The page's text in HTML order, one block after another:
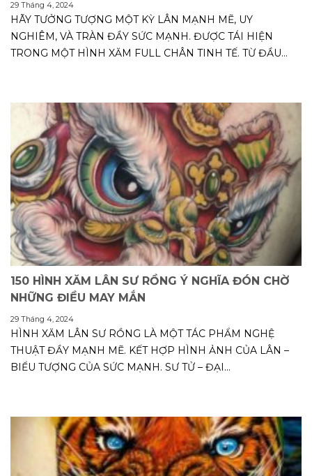
29 Tháng 4, 2024
HÃY TƯỞNG TƯỢNG MỘT KỲ LÂN MẠNH MẼ, UY
NGHIÊM, VÀ TRÀN ĐẦY SỨC MẠNH. ĐƯỢC TÁI HIỆN
TRONG MỘT HÌNH XĂM FULL CHÂN TINH TẾ. TỪ ĐẦU
150 HÌNH XĂM LÂN SƯ RỒNG Ý NGHĨA ĐÓN CHỜ
NHỮNG ĐIỀU MAY MẮN
29 Tháng 4, 2024
HÌNH XĂM LÂN SƯ RỒNG LÀ MỘT TÁC PHẨM NGHỆ
THUẬT ĐẦY MẠNH MẼ. KẾT HỢP HÌNH ẢNH CỦA LÂN –
BIỂU TƯỢNG CỦA SỨC MẠNH. SƯ TỬ – ĐẠI...